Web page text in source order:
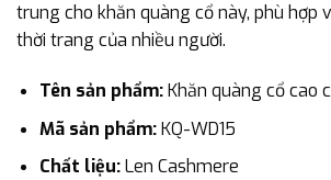
trung cho khăn quàng cổ này, phù hợp
thời trang của nhiều người.
Tên sản phẩm:Khăn quàng cổ cao
Mã sản phẩm:KQ-WD15
Chất liệu:Len Cashmere